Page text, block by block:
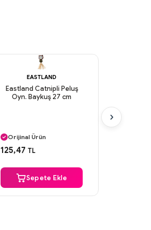
EASTLAND
Eastland Catnipli Peluş
Oyn. Baykuş 27 cm
Orijinal Ürün
Güvenli Ödeme
125,47 TL
Sepete Ekle